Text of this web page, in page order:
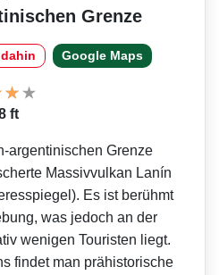
Grenze
Google Maps
ft
argentinischen Grenze
Massivvulkan Lanín
Es ist berühmt
was jedoch an der
wenigen Touristen liegt.
findet man prähistorische